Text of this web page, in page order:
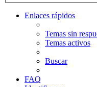
Enlaces rápidos
Temas sin
Temas activos
Buscar
FAQ